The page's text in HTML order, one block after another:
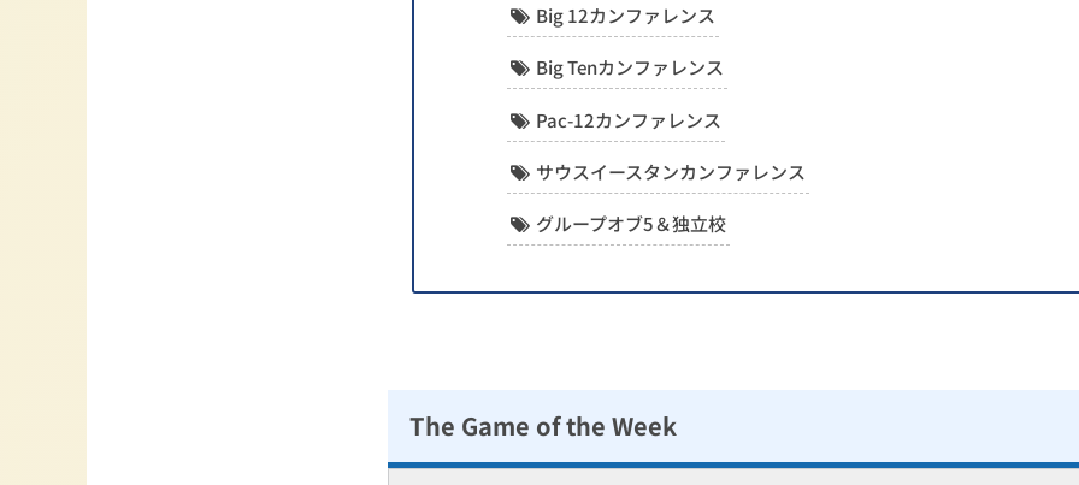
Big 12カンファレンス
Big Tenカンファレンス
Pac-12カンファレンス
サウスイースタンカンファレンス
グループオブ5＆独立校
The Game of the Week